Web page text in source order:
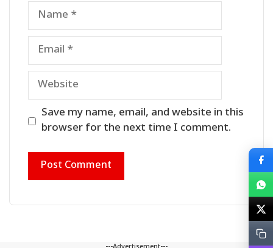
Name
Email
Website
Save my name, email, and website in this
browser for the next time I comment.